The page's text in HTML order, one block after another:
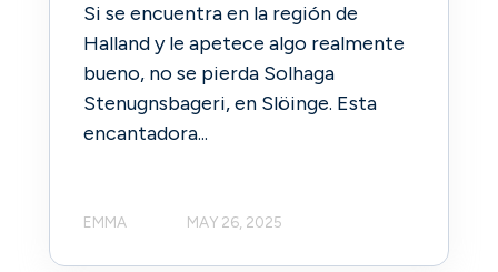
Si se encuentra en la región de
Halland y le apetece algo realmente
bueno, no se pierda Solhaga
Stenugnsbageri, en Slöinge. Esta
encantadora...
EMMA MAY 26, 2025